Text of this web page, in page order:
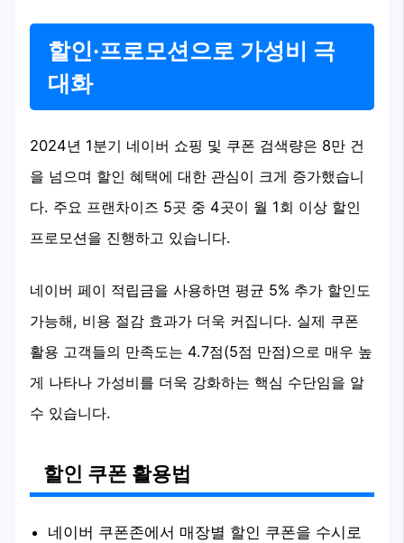
할인·프로모션으로 가성비 극
대화
2024년 1분기 네이버 쇼핑 및 쿠폰 검색량은 8만 건
을 넘으며 할인 혜택에 대한 관심이 크게 증가했습니
다. 주요 프랜차이즈 5곳 중 4곳이 월 1회 이상 할인
프로모션을 진행하고 있습니다.
네이버 페이 적립금을 사용하면 평균 5% 추가 할인도
가능해, 비용 절감 효과가 더욱 커집니다. 실제 쿠폰
활용 고객들의 만족도는 4.7점(5점 만점)으로 매우 높
게 나타나 가성비를 더욱 강화하는 핵심 수단임을 알
수 있습니다.
할인 쿠폰 활용법
네이버 쿠폰존에서 매장별 할인 쿠폰을 수시로